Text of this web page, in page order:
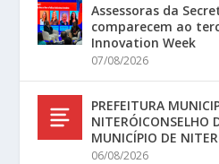
Assessoras da
comparecem ao
Innovation Week
07/08/2026
PREFEITURA
NITERÓICONSELHO
MUNICÍPIO DE
06/08/2026